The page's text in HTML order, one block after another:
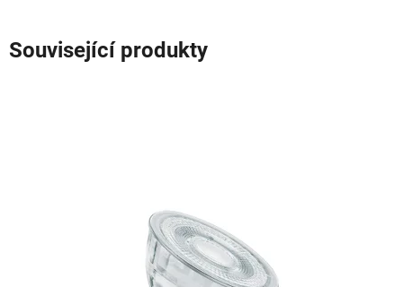
Související produkty